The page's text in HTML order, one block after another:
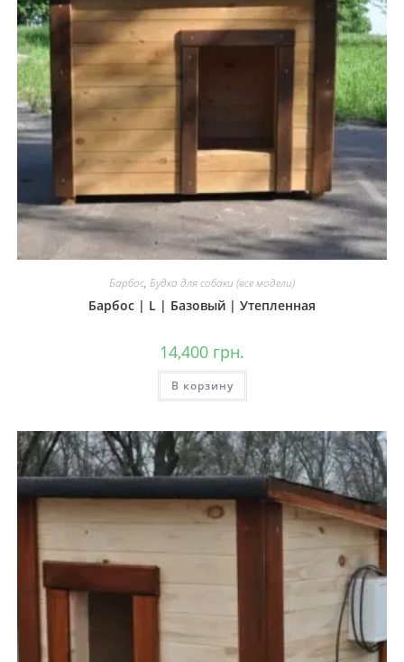
Барбос, Будка для собаки (все модели)
Барбос | L | Базовый | Утепленная
14,400 грн.
В корзину